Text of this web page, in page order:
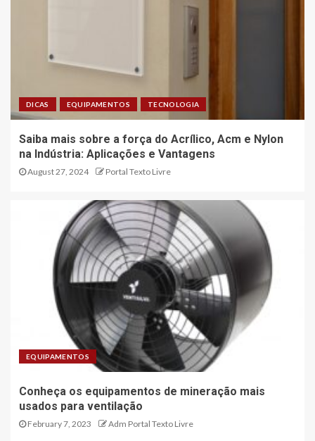
DICAS EQUIPAMENTOS TECNOLOGIA
Saiba mais sobre a força do Acrílico, Acm e Nylon
na Indústria: Aplicações e Vantagens
August 27, 2024 Portal Texto Livre
EQUIPAMENTOS
Conheça os equipamentos de mineração mais
usados para ventilação
February 7, 2023 Adm Portal Texto Livre